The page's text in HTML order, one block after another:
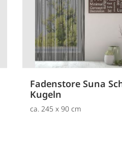
Fadenstore Suna
Kugeln
ca. 245 x 90 cm